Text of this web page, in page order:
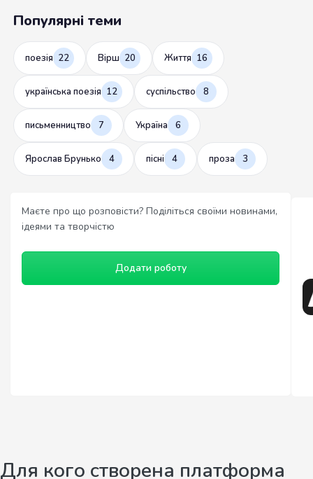
Популярні теми
поезія 22 Вірш 20 Життя 16
українська поезія 12 суспільство 8
письменництво 7 Україна 6
Ярослав Брунько 4 пісні 4 проза 3
Маєте про що розповісти? Поділіться своїми новинами,
ідеями та творчістю
Додати роботу
Для кого створена платформа